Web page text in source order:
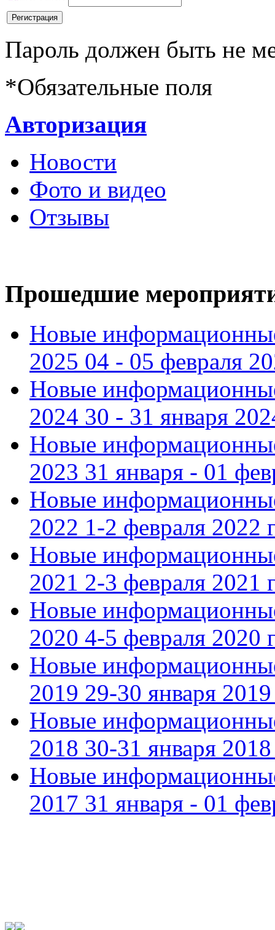
Пароль должен быть не
*Обязательные поля
Авторизация
Новости
Фото и видео
Отзывы
Прошедшие
Новые
2025 04 - 05 февраля
Новые
2024 30 - 31 января
Новые
2023 31 января - 01
Новые
2022 1-2 февраля 2022
Новые
2021 2-3 февраля 2021
Новые
2020 4-5 февраля 2020
Новые
2019 29-30 января 2019
Новые
2018 30-31 января 2018
Новые
2017 31 января - 01